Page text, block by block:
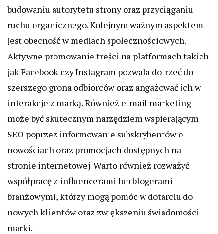
budowaniu autorytetu strony oraz przyciąganiu
ruchu organicznego. Kolejnym ważnym aspektem
jest obecność w mediach społecznościowych.
Aktywne promowanie treści na platformach takich
jak Facebook czy Instagram pozwala dotrzeć do
szerszego grona odbiorców oraz angażować ich w
interakcje z marką. Również e-mail marketing
może być skutecznym narzędziem wspierającym
SEO poprzez informowanie subskrybentów o
nowościach oraz promocjach dostępnych na
stronie internetowej. Warto również rozważyć
współpracę z influencerami lub blogerami
branżowymi, którzy mogą pomóc w dotarciu do
nowych klientów oraz zwiększeniu świadomości
marki.